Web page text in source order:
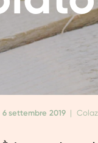
6 settembre 2019 |